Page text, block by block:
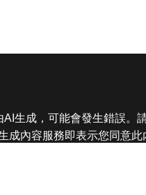
AI生成，可能會發生錯誤。
成內容服務即表示您同意